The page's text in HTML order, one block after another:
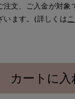
注文、ご入金が対象
ます。(詳しくは
カートに入